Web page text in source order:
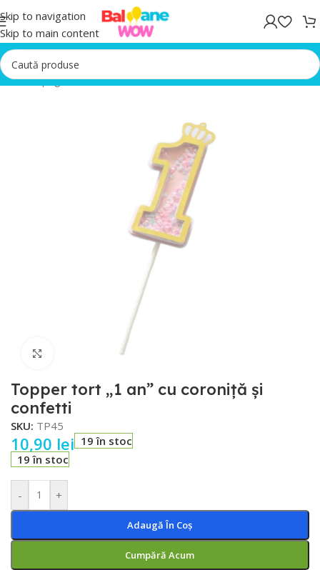
Skip to navigation
Skip to main content
Prima pagină/Bannere Aniversare
Faceți click pentru a mări
Topper tort „1 an” cu coroniță și
confetti
SKU: TP45
10,90 lei 19 în stoc
19 în stoc
- +
Adaugă În Coș
Cumpără Acum